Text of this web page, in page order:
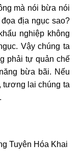
mà nói bừa nói
địa ngục sao?
nghiệp không
Vậy chúng ta
phải tự quản chế
bừa bãi. Nếu
tương lai chúng ta
Tuyên Hóa Khai